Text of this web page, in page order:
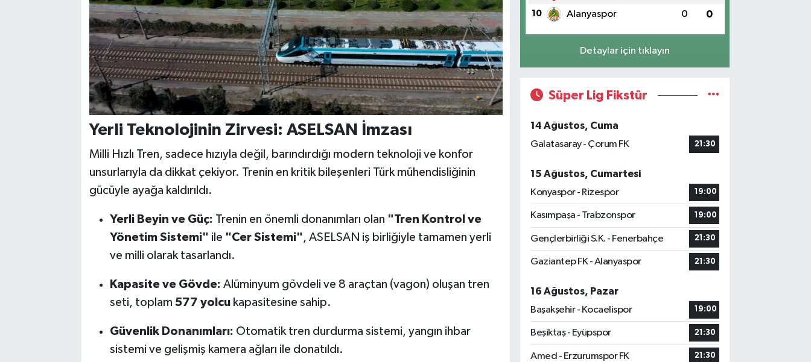
Yerli Teknolojinin Zirvesi: ASELSAN İmzası
Milli Hızlı Tren, sadece hızıyla değil, barındırdığı modern teknoloji ve konfor
unsurlarıyla da dikkat çekiyor. Trenin en kritik bileşenleri Türk mühendisliğinin
gücüyle ayağa kaldırıldı.
Yerli Beyin ve Güç: Trenin en önemli donanımları olan "Tren Kontrol ve
Yönetim Sistemi" ile "Cer Sistemi", ASELSAN iş birliğiyle tamamen yerli
ve milli olarak tasarlandı.
Kapasite ve Gövde: Alüminyum gövdeli ve 8 araçtan (vagon) oluşan tren
seti, toplam 577 yolcukapasitesine sahip.
Güvenlik Donanımları: Otomatik tren durdurma sistemi, yangın ihbar
sistemi ve gelişmiş kamera ağları ile donatıldı.
10 Alanyaspor 0 0
Detaylar için tıklayın
Süper Lig Fikstür
14 Ağustos, Cuma
Galatasaray - Çorum FK
21:30
15 Ağustos, Cumartesi
Konyaspor - Rizespor
19:00
Kasımpaşa - Trabzonspor 19:00
Gençlerbirliği S.K. - Fenerbahçe 21:30
Gaziantep FK - Alanyaspor 21:30
16 Ağustos, Pazar
Başakşehir - Kocaelispor
19:00
Beşiktaş - Eyüpspor 21:30
Amed - Erzurumspor FK 21:30